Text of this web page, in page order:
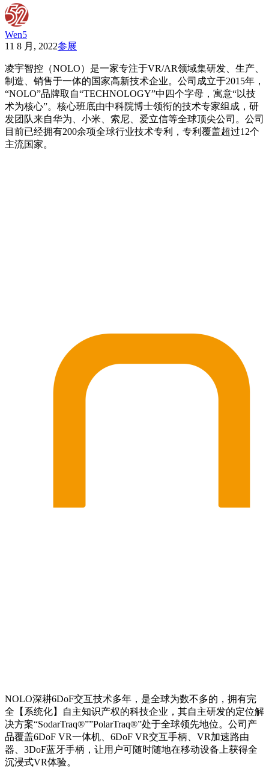
Wen5
11 8 月, 2022参展
凌宇智控（NOLO）是一家专注于VR/AR领域集研发、生产、
制造、销售于一体的国家高新技术企业。公司成立于2015年，
“NOLO”品牌取自“TECHNOLOGY”中四个字母，寓意“以技
术为核心”。核心班底由中科院博士领衔的技术专家组成，研
发团队来自华为、小米、索尼、爱立信等全球顶尖公司。公司
目前已经拥有200余项全球行业技术专利，专利覆盖超过12个
主流国家。
NOLO深耕6DoF交互技术多年，是全球为数不多的，拥有完
全【系统化】自主知识产权的科技企业，其自主研发的定位解
决方案“SodarTraq®””PolarTraq®”处于全球领先地位。公司产
品覆盖6DoF VR一体机、6DoF VR交互手柄、VR加速路由
器、3DoF蓝牙手柄，让用户可随时随地在移动设备上获得全
沉浸式VR体验。